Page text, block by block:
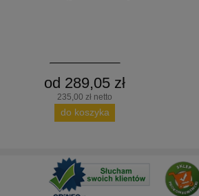
od 289,05 zł
235,00 zł netto
do koszyka